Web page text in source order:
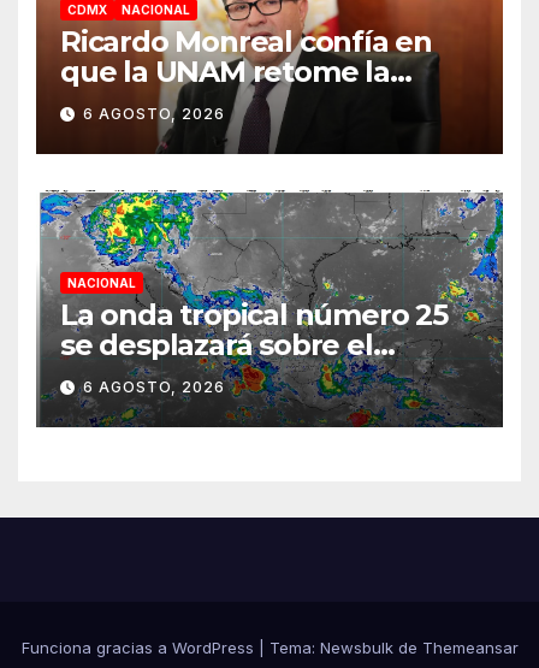
CDMX NACIONAL
Ricardo Monreal confía en
que la UNAM retome la
normalidad e inicie el
semestre mediante el
diálogo
6 AGOSTO, 2026
NACIONAL
La onda tropical número 25
se desplazará sobre el
sureste mexicano
6 AGOSTO, 2026
Funciona gracias a WordPress Tema: Newsbulkde Themeansar